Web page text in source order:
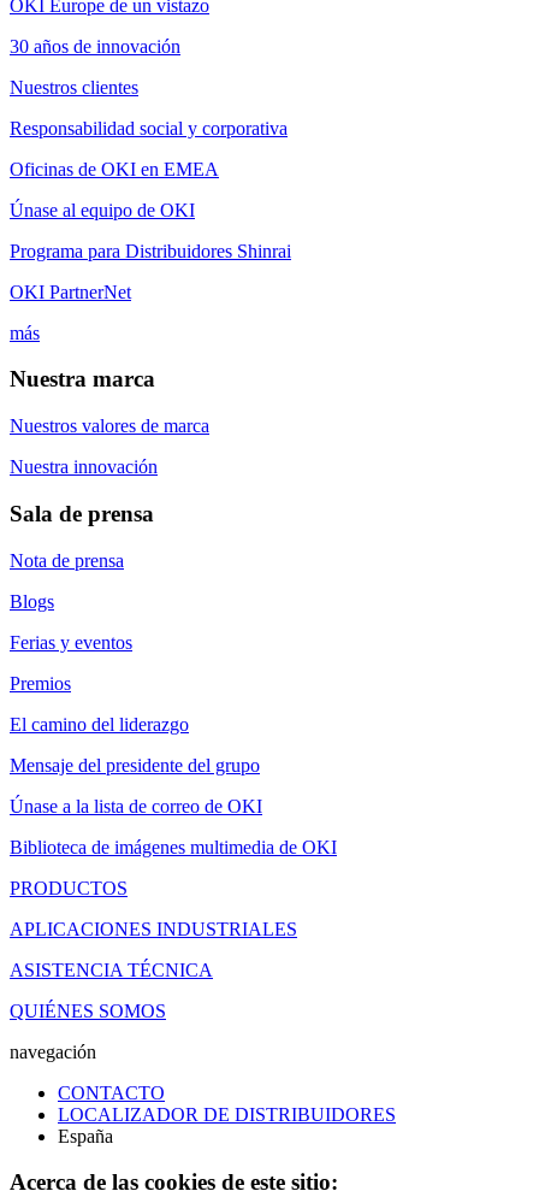
OKI Europe de un vistazo
30 años de innovación
Nuestros clientes
Responsabilidad social y corporativa
Oficinas de OKI en EMEA
Únase al equipo de OKI
Programa para Distribuidores Shinrai
OKI PartnerNet
más
Nuestra marca
Nuestros valores de marca
Nuestra innovación
Sala de prensa
Nota de prensa
Blogs
Ferias y eventos
Premios
El camino del liderazgo
Mensaje del presidente del grupo
Únase a la lista de correo de OKI
Biblioteca de imágenes multimedia de OKI
PRODUCTOS
APLICACIONES INDUSTRIALES
ASISTENCIA TÉCNICA
QUIÉNES SOMOS
navegación
CONTACTO
LOCALIZADOR DE DISTRIBUIDORES
España
Acerca de las cookies de este sitio: